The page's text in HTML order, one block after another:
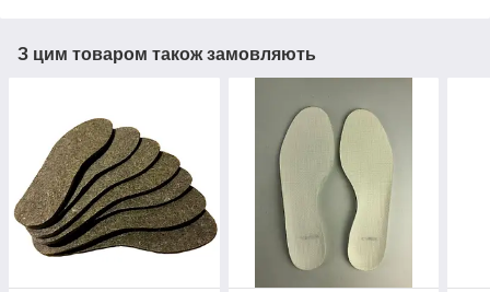
З цим товаром також замовляють